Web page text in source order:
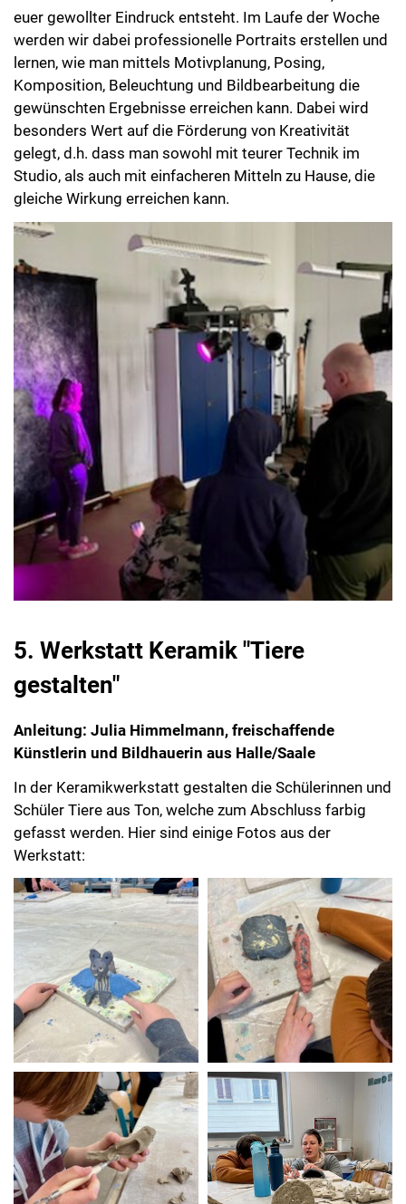
euer gewollter Eindruck entsteht. Im Laufe der Woche
werden wir dabei professionelle Portraits erstellen und
lernen, wie man mittels Motivplanung, Posing,
Komposition, Beleuchtung und Bildbearbeitung die
gewünschten Ergebnisse erreichen kann. Dabei wird
besonders Wert auf die Förderung von Kreativität
gelegt, d.h. dass man sowohl mit teurer Technik im
Studio, als auch mit einfacheren Mitteln zu Hause, die
gleiche Wirkung erreichen kann.
5. Werkstatt Keramik "Tiere
gestalten"
Anleitung: Julia Himmelmann, freischaffende
Künstlerin und Bildhauerin aus Halle/Saale
In der Keramikwerkstatt gestalten die Schülerinnen und
Schüler Tiere aus Ton, welche zum Abschluss farbig
gefasst werden. Hier sind einige Fotos aus der
Werkstatt: